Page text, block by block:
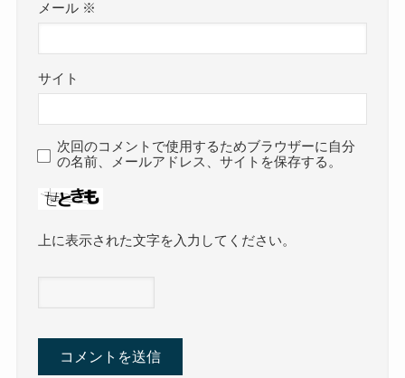
メール ※
サイト
次回のコメントで使用するためブラウザーに自分
の名前、メールアドレス、サイトを保存する。
上に表示された文字を入力してください。